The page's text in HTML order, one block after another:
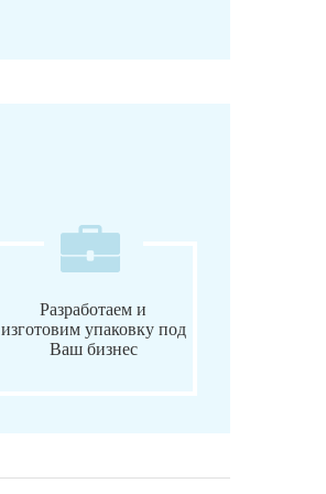
Разработаем и
изготовим упаковку под
Ваш бизнес